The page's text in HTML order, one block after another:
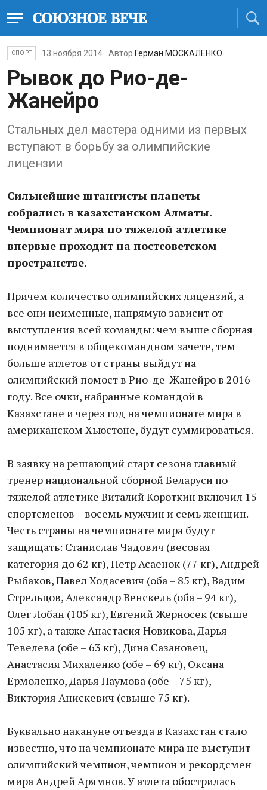
СПОРТ 13 ноября 2014 Автор Герман МОСКАЛЕНКО
Рывок до Рио-де-
Жанейро
Стальных дел мастера одними из первых
вступают в борьбу за олимпийские
лицензии
Сильнейшие штангисты планеты
собрались в казахстанском Алматы.
Чемпионат мира по тяжелой атлетике
впервые проходит на постсоветском
пространстве.
Причем количество олимпийских лицензий, а
все они неименные, напрямую зависит от
выступления всей команды: чем выше сборная
поднимается в общекомандном зачете, тем
больше атлетов от страны выйдут на
олимпийский помост в Рио-де-Жанейро в 2016
году. Все очки, набранные командой в
Казахстане и через год на чемпионате мира в
американском Хьюстоне, будут суммироваться.
В заявку на решающий старт сезона главный
тренер национальной сборной Беларуси по
тяжелой атлетике Виталий Короткин включил 15
спортсменов – восемь мужчин и семь женщин.
Честь страны на чемпионате мира будут
защищать: Станислав Чадович (весовая
категория до 62 кг), Петр Асаенок (77 кг), Андрей
Рыбаков, Павел Ходасевич (оба – 85 кг), Вадим
Стрельцов, Александр Венскель (оба – 94 кг),
Олег Лобан (105 кг), Евгений Жерносек (свыше
105 кг), а также Анастасия Новикова, Дарья
Тевелева (обе – 63 кг), Дина Сазановец,
Анастасия Михаленко (обе – 69 кг), Оксана
Ермоленко, Дарья Наумова (обе – 75 кг),
Виктория Анискевич (свыше 75 кг).
Буквально накануне отъезда в Казахстан стало
известно, что на чемпионате мира не выступит
олимпийский чемпион, чемпион и рекордсмен
мира Андрей Арямнов. У атлета обострилась